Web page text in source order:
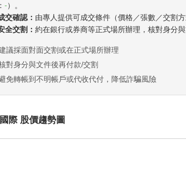
-）。
交確認： 由專人提供可成交條件（價格／張數／交割
全交割：約在銀行或券商等正式場所辦理，核對身分
議採面對面交割或在正式場所辦理
對身分與文件後再付款/交割
免轉帳到不明帳戶或代收代付，降低詐騙風險
際 股價趨勢圖